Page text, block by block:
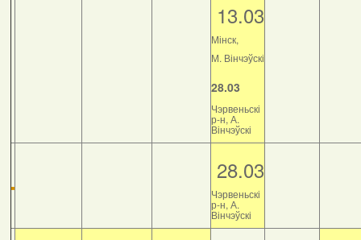
13.03
Мінск,
М. Вінчэўскі
28.03
Чэрвеньскі
р-н, А.
Вінчэўскі
28.03
Чэрвеньскі
р-н, А.
Вінчэўскі